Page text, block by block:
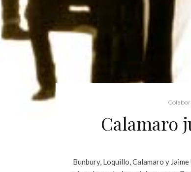
Calamaro
Bunbury, Loquillo, Calamaro y